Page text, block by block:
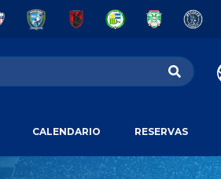
CALENDARIO RESERVAS